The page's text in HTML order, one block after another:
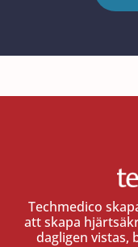
Techmedico
att skapa
dagligen vistas,